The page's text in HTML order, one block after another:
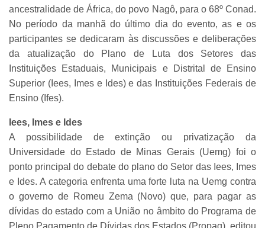
ancestralidade de África, do povo Nagô, para o 68º Conad.
No período da manhã do último dia do evento, as e os
participantes se dedicaram às discussões e deliberações
da atualização do Plano de Luta dos Setores das
Instituições Estaduais, Municipais e Distrital de Ensino
Superior (Iees, Imes e Ides) e das Instituições Federais de
Ensino (Ifes).
Iees, Imes e Ides
A possibilidade de extinção ou privatização da
Universidade do Estado de Minas Gerais (Uemg) foi o
ponto principal do debate do plano do Setor das Iees, Imes
e Ides. A categoria enfrenta uma forte luta na Uemg contra
o governo de Romeu Zema (Novo) que, para pagar as
dívidas do estado com a União no âmbito do Programa de
Pleno Pagamento de Dívidas dos Estados (Propag), editou